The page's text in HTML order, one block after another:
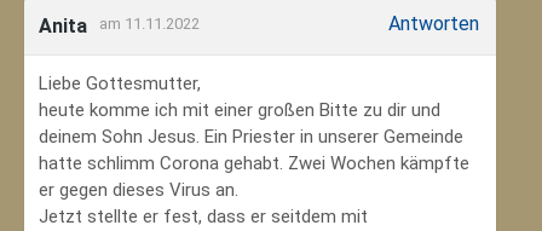
Anita am 11.11.2022 Antworten
Liebe Gottesmutter,
heute komme ich mit einer großen Bitte zu dir und
deinem Sohn Jesus. Ein Priester in unserer Gemeinde
hatte schlimm Corona gehabt. Zwei Wochen kämpfte
er gegen dieses Virus an.
Jetzt stellte er fest, dass er seitdem mit